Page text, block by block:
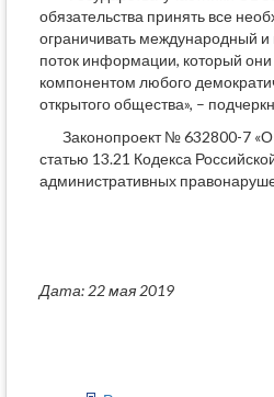
обязательства принять все
ограничивать международный и
поток информации, который
компонентом любого
открытого общества», –
Законопроект № 632800-7
статью 13.21 Кодекса
административных
Дата: 22 мая 2019